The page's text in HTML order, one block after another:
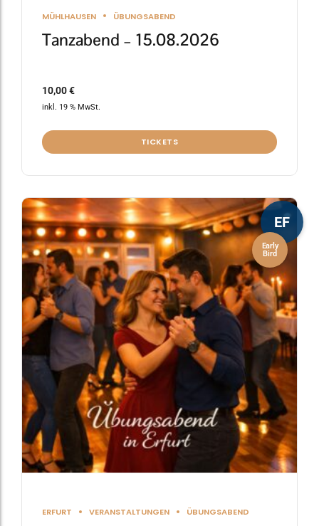
MÜHLHAUSEN ÜBUNGSABEND
Tanzabend – 15.08.2026
10,00€
inkl. 19 % MwSt.
TICKETS
EF
Early
Bird
ERFURT VERANSTALTUNGEN ÜBUNGSABEND